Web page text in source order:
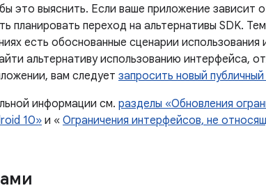
это выяснить. Если ваше приложение зависит
планировать переход на альтернативы SDK.
есть обоснованные сценарии
альтернативу использованию интерфейса,
вам следует запросить новый публичный
информации см. разделы «Обновления
10»и « Ограничения интерфейсов, не